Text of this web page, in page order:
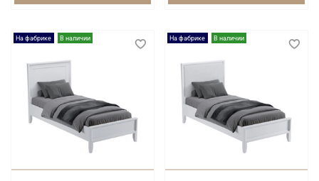
На фабрике В наличии На фабрике В наличии